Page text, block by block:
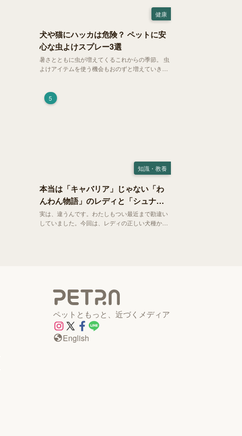
健康
犬や猫にハッカは危険？ ペットに安
心な虫よけスプレー3選
暑さとともに虫が増えてくるこれからの季節。 虫
よけアイテムを使う機会もおのずと増えていきま
健康には悪影響 だということはご存知ですか？
5
知識・教養
本当は「キャバリア」じゃない「わ
んわん物語」のレディと「シュナ」
じゃないトランプ
実は、違うんです。わたしもつい最近まで勘違い
していました。今回は、レディの正しい犬種から
ペットともっと、近づくメディア
English